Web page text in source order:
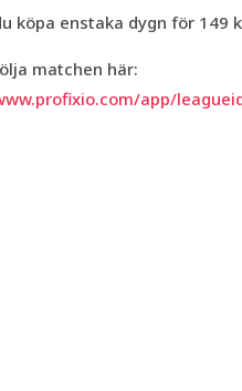
köpa enstaka dygn för 149
matchen här:
app/